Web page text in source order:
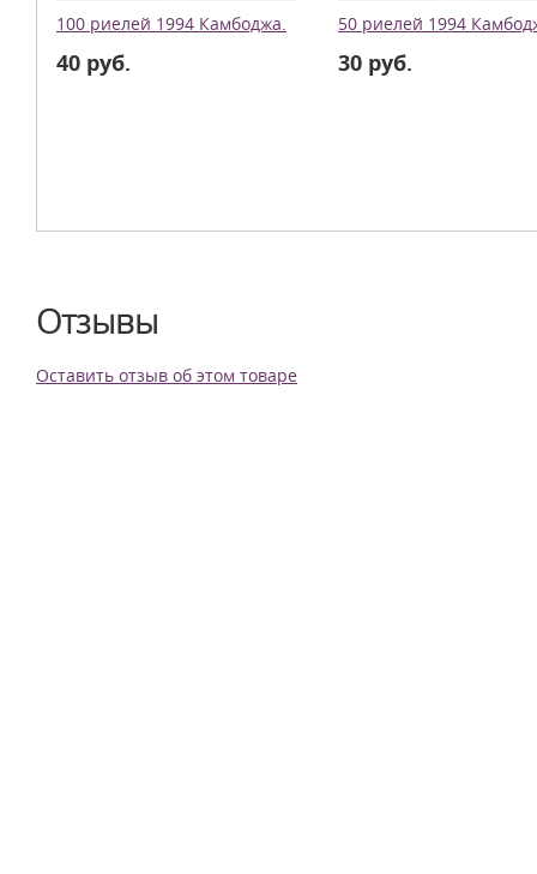
100 риелей 1994 Камбоджа.
40 руб.
50 риелей 1994
30 руб.
Отзывы
Оставить отзыв об этом товаре